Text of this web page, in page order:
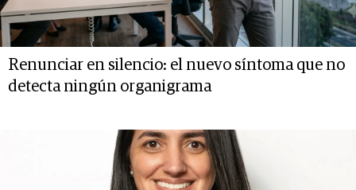
Renunciar en silencio: el nuevo síntoma que no
detecta ningún organigrama